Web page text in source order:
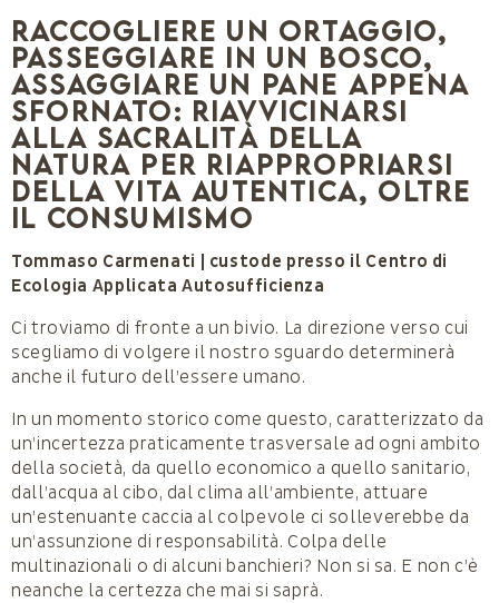
Raccogliere un ortaggio,
passeggiare in un bosco,
assaggiare un pane appena
sfornato: riavvicinarsi
alla sacralità della
natura per riappropriarsi
della vita autentica, oltre
il consumismo
Tommaso Carmenati | custode presso il Centro di
Ecologia Applicata Autosufficienza
Ci troviamo di fronte a un bivio. La direzione verso cui
scegliamo di volgere il nostro sguardo determinerà
anche il futuro dell’essere umano.
In un momento storico come questo, caratterizzato da
un’incertezza praticamente trasversale ad ogni ambito
della società, da quello economico a quello sanitario,
dall’acqua al cibo, dal clima all’ambiente, attuare
un’estenuante caccia al colpevole ci solleverebbe da
un’assunzione di responsabilità. Colpa delle
multinazionali o di alcuni banchieri? Non si sa. E non c’è
neanche la certezza che mai si saprà.